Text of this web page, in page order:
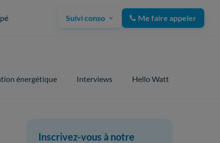
Suivi conso Me faire appeler
énergétique Interviews Hello Watt
Inscrivez-vous à notre